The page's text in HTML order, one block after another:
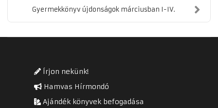
Gyermekkönyv újdonságok márciusban I-IV.
Írjon nekünk!
Hamvas Hírmondó
Ajándék könyvek befogadása